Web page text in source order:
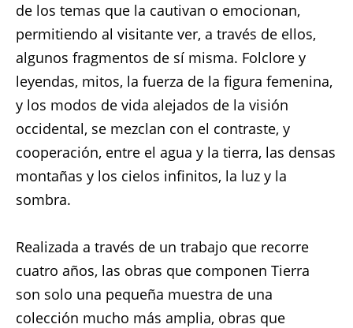
de los temas que la cautivan o emocionan,
permitiendo al visitante ver, a través de ellos,
algunos fragmentos de sí misma. Folclore y
leyendas, mitos, la fuerza de la figura femenina,
y los modos de vida alejados de la visión
occidental, se mezclan con el contraste, y
cooperación, entre el agua y la tierra, las densas
montañas y los cielos infinitos, la luz y la
sombra.
Realizada a través de un trabajo que recorre
cuatro años, las obras que componen Tierra
son solo una pequeña muestra de una
colección mucho más amplia, obras que